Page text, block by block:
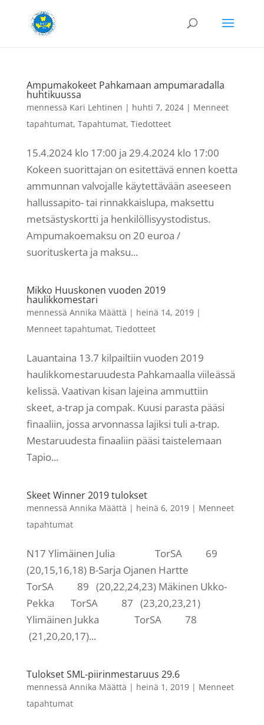
Ampumakokeet Pahkamaan ampumaradalla
huhtikuussa
mennessä Kari Lehtinen | huhti 7, 2024| Menneet
tapahtumat, Tapahtumat, Tiedotteet
15.4.2024 klo 17:00 ja 29.4.2024 klo 17:00
Kokeen suorittajan on esitettävä ennen koetta
ammunnan valvojalle käytettävään aseeseen
hallussapito- tai rinnakkaislupa, maksettu
metsästyskortti ja henkilöllisyystodistus.
Ampumakoemaksu on 20 euroa /
suorituskerta ja maksu...
Mikko Huuskonen vuoden 2019
haulikkomestari
mennessä Annika Määttä | heinä 14, 2019|
Menneet tapahtumat, Tiedotteet
Lauantaina 13.7 kilpailtiin vuoden 2019
haulikkomestaruudesta Pahkamaalla viileässä
kelissä. Vaativan kisan lajeina ammuttiin
skeet, a-trap ja compak. Kuusi parasta pääsi
finaaliin, jossa arvonnassa lajiksi tuli a-trap.
Mestaruudesta finaaliin pääsi taistelemaan
Tapio...
Skeet Winner 2019 tulokset
mennessä Annika Määttä | heinä 6, 2019| Menneet
tapahtumat
N17 Ylimäinen Julia TorSA 69
(20,15,16,18) B-Sarja Ojanen Hartte
TorSA 89 (20,22,24,23) Mäkinen Ukko-
Pekka TorSA 87 (23,20,23,21)
Ylimäinen Jukka TorSA 78
(21,20,20,17)...
Tulokset SML-piirinmestaruus 29.6
mennessä Annika Määttä | heinä 1, 2019| Menneet
tapahtumat